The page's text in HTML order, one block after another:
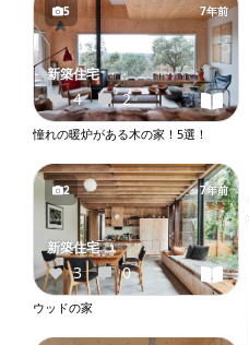
5 7年前
4 2
憧れの暖炉がある木の家！5選！
新築住宅
2 7年前
3 0
ウッドの家
新築住宅